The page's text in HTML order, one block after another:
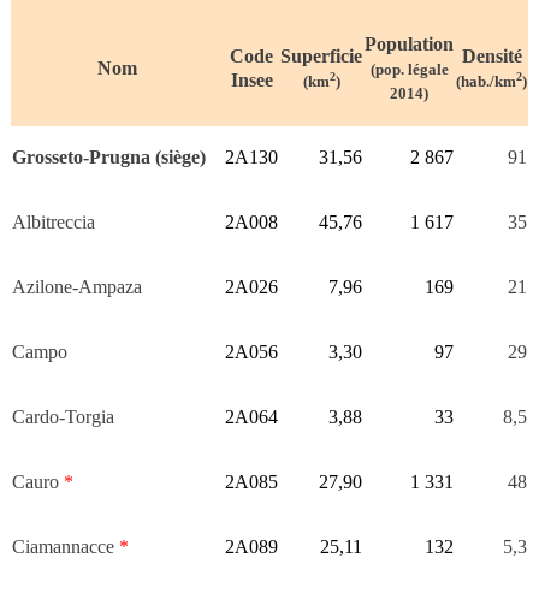
Nom
Code
Insee
Superficie
(km2)
Population
(pop. légale
2014)
Densité
(hab./km2)
Grosseto-Prugna (siège) 2A130 31,56 2 867 91
Albitreccia 2A008 45,76 1 617 35
Azilone-Ampaza 2A026 7,96 169 21
Campo 2A056 3,30 97 29
Cardo-Torgia 2A064 3,88 33 8,5
Cauro * 2A085 27,90 1 331 48
Ciamannacce * 2A089 25,11 132 5,3